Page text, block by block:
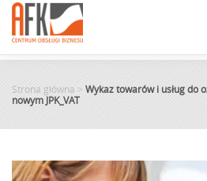
content
Strona główna > Wykaz towarów i usług do
nowym JPK_VAT